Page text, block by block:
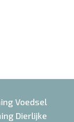
Voedsel
Dierlijke